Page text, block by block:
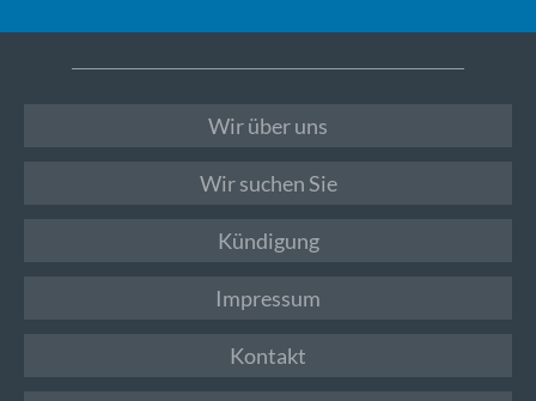
Wir über uns
Wir suchen Sie
Kündigung
Impressum
Kontakt